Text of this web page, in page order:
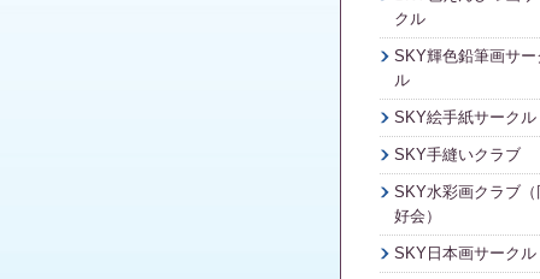
クル
SKY輝色鉛筆画サー
ル
SKY絵手紙サークル
SKY手縫いクラブ
SKY水彩画クラブ（
好会）
SKY日本画サークル